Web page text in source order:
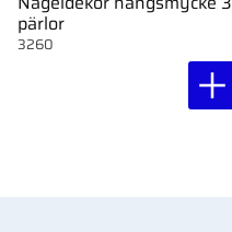
pärlor
3260